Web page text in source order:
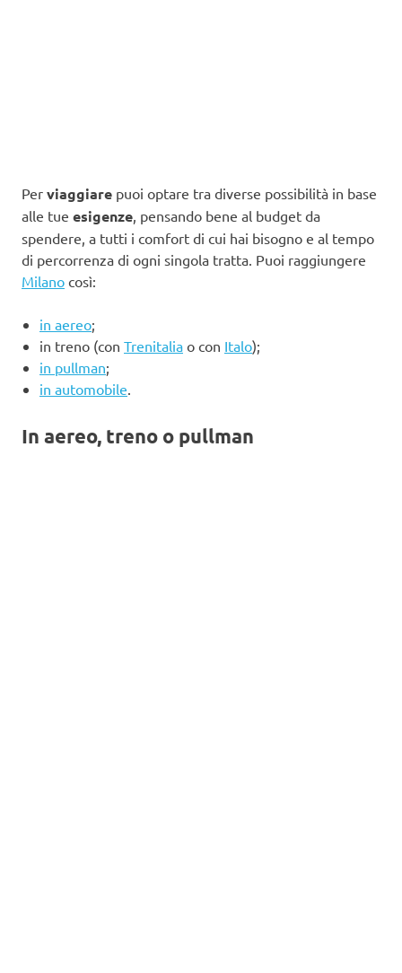
Per viaggiare puoi optare tra diverse possibilità in base
alle tue esigenze , pensando bene al budget da
spendere, a tutti i comfort di cui hai bisogno e al tempo
di percorrenza di ogni singola tratta. Puoi raggiungere
Milano così:
in aereo;
in treno (con Trenitalia o con Italo);
in pullman;
in automobile
In aereo, treno o pullman